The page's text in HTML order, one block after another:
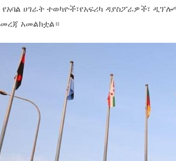
ሀገራት ተወካዮች፣የአፍሪካ ዳያስፖራዎች፣
አመልክቷል።